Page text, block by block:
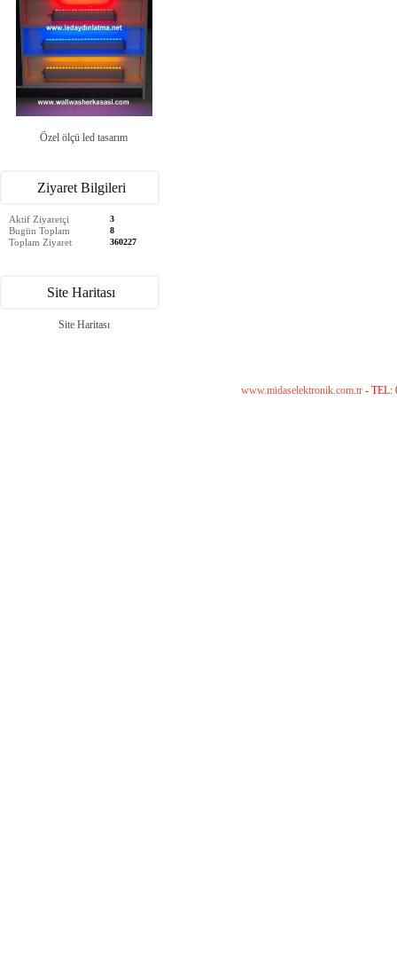
Özel ölçü led tasarım
Ziyaret Bilgileri
Aktif Ziyaretçi 3
Bugün Toplam 8
Toplam Ziyaret 360227
Site Haritası
Site Haritası
www.midaselektronik.com.tr - TEL: